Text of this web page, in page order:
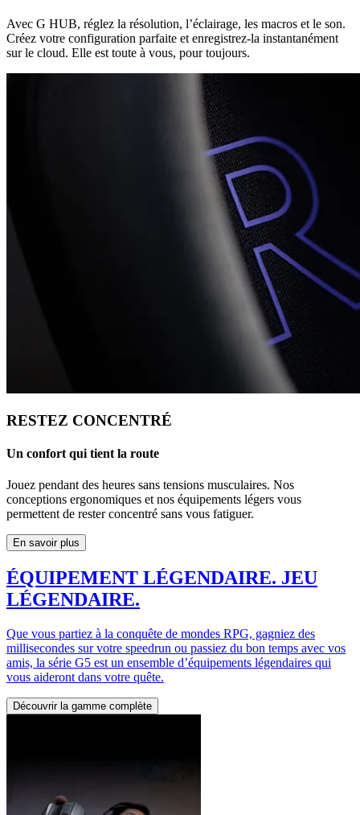
Avec G HUB, réglez la résolution, l’éclairage, les macros et le son.
Créez votre configuration parfaite et enregistrez-la instantanément
sur le cloud. Elle est toute à vous, pour toujours.
RESTEZ CONCENTRÉ
Un confort qui tient la route
Jouez pendant des heures sans tensions musculaires. Nos
conceptions ergonomiques et nos équipements légers vous
permettent de rester concentré sans vous fatiguer.
En savoir plus
ÉQUIPEMENT LÉGENDAIRE. JEU
LÉGENDAIRE.
Que vous partiez à la conquête de mondes RPG, gagniez des
millisecondes sur votre speedrun ou passiez du bon temps avec vos
amis, la série G5 est un ensemble d’équipements légendaires qui
vous aideront dans votre quête.
Découvrir la gamme complète